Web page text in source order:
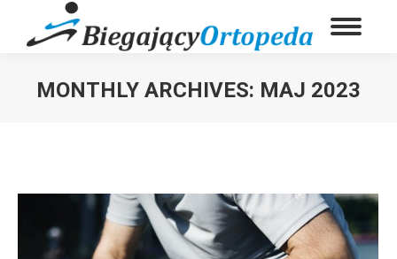
MONTHLY ARCHIVES: MAJ 2023